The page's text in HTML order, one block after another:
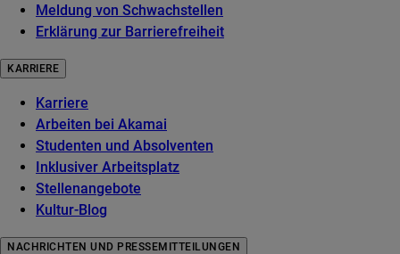
Meldung von Schwachstellen
Erklärung zur Barrierefreiheit
KARRIERE
Karriere
Arbeiten bei Akamai
Studenten und Absolventen
Inklusiver Arbeitsplatz
Stellenangebote
Kultur-Blog
NACHRICHTEN UND PRESSEMITTEILUNGEN